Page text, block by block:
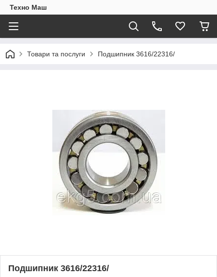
Техно Маш
Товари та послуги Подшипник 3616/22316/
Подшипник 3616/22316/